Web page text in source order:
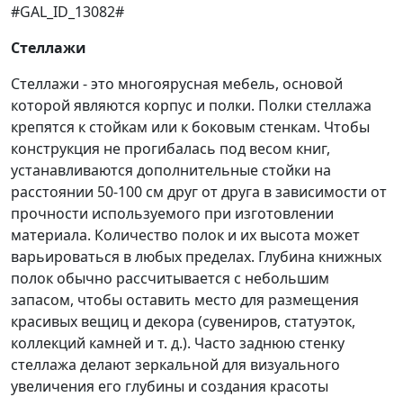
#GAL_ID_13082#
Стеллажи
Стеллажи - это многоярусная мебель, основой
которой являются корпус и полки. Полки стеллажа
крепятся к стойкам или к боковым стенкам. Чтобы
конструкция не прогибалась под весом книг,
устанавливаются дополнительные стойки на
расстоянии 50-100 см друг от друга в зависимости от
прочности используемого при изготовлении
материала. Количество полок и их высота может
варьироваться в любых пределах. Глубина книжных
полок обычно рассчитывается с небольшим
запасом, чтобы оставить место для размещения
красивых вещиц и декора (сувениров, статуэток,
коллекций камней и т. д.). Часто заднюю стенку
стеллажа делают зеркальной для визуального
увеличения его глубины и создания красоты